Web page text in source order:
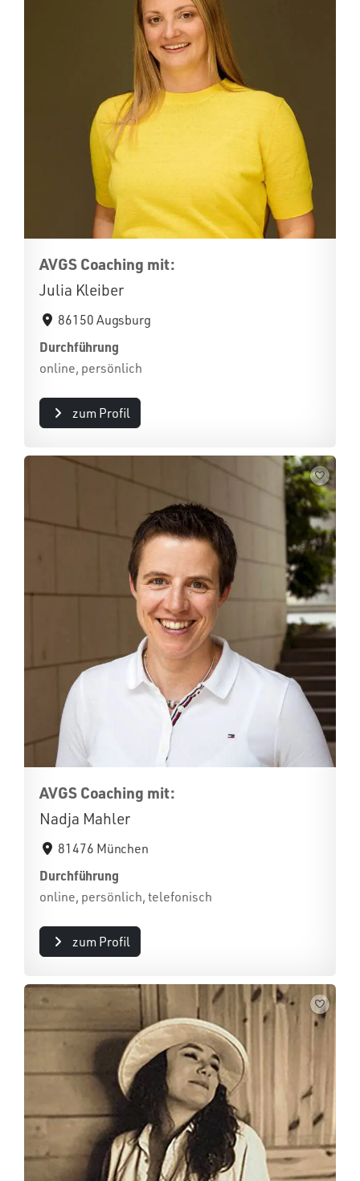
AVGS Coaching mit:
Julia Kleiber
86150 Augsburg
Durchführung
online, persönlich
zum Profil
AVGS Coaching mit:
Nadja Mahler
81476 München
Durchführung
online, persönlich, telefonisch
zum Profil